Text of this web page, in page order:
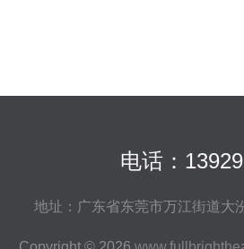
电话：
地址：广东省东莞市万江街道大